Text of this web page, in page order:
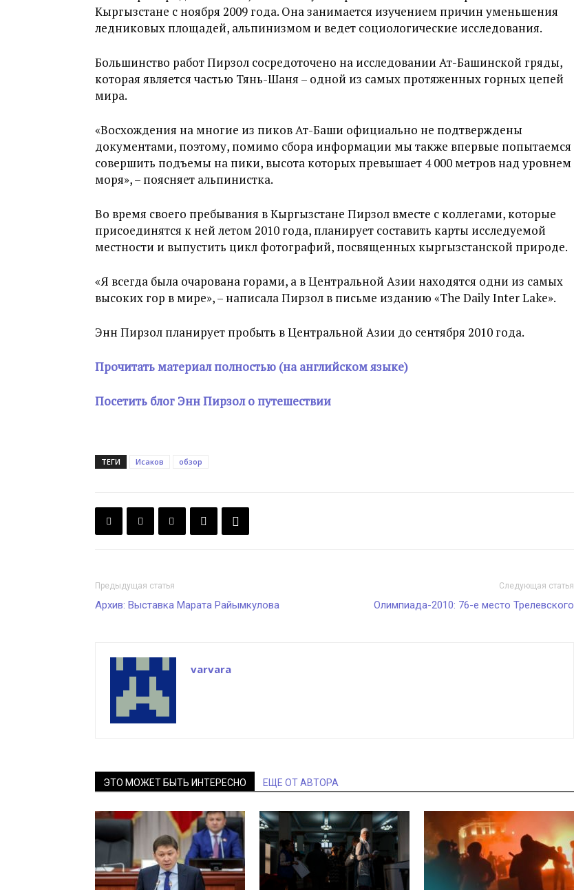
Кыргызстане с ноября 2009 года. Она занимается изучением причин уменьшения
ледниковых площадей, альпинизмом и ведет социологические исследования.
Большинство работ Пирзол сосредоточено на исследовании Ат-Башинской гряды,
которая является частью Тянь-Шаня – одной из самых протяженных горных цепей
мира.
«Восхождения на многие из пиков Ат-Баши официально не подтверждены
документами, поэтому, помимо сбора информации мы также впервые попытаемся
совершить подъемы на пики, высота которых превышает 4 000 метров над уровнем
моря», – поясняет альпинистка.
Во время своего пребывания в Кыргызстане Пирзол вместе с коллегами, которые
присоединятся к ней летом 2010 года, планирует составить карты исследуемой
местности и выпустить цикл фотографий, посвященных кыргызстанской природе.
«Я всегда была очарована горами, а в Центральной Азии находятся одни из самых
высоких гор в мире», – написала Пирзол в письме изданию «The Daily Inter Lake».
Энн Пирзол планирует пробыть в Центральной Азии до сентября 2010 года.
Прочитать материал полностью (на английском языке)
Посетить блог Энн Пирзол о путешествии
ТЕГИ Исаков обзор
Предыдущая статья
Архив: Выставка Марата Райымкулова
Следующая статья
Олимпиада-2010: 76-е место Трелевского
varvara
ЭТО МОЖЕТ БЫТЬ ИНТЕРЕСНО ЕЩЕ ОТ АВТОРА